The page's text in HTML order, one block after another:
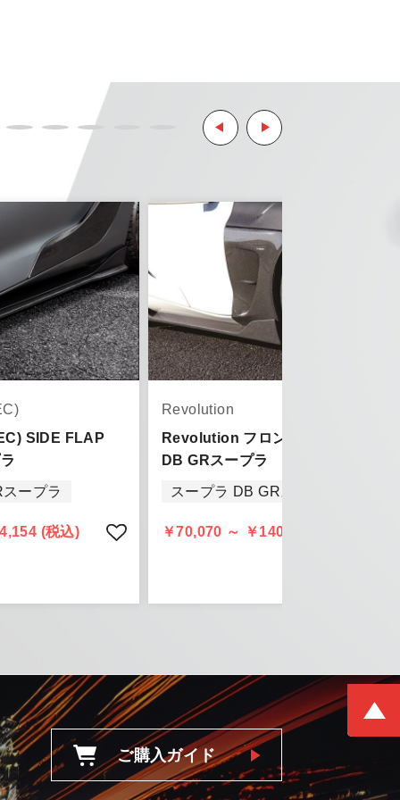
お願い致します。
はご了承ください。
了承ください。
しては、
きます。
SIDE FLAP
ープラ
(税込)
Revolution
Revolution フロントフェンダー for
DB GRスープラ
スープラ DB GRスープラ
￥70,070 ～ ￥140,140 (税込)
ご購入ガイド